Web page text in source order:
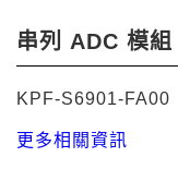
串列 ADC 模組
KPF-S6901-FA00
更多相關資訊